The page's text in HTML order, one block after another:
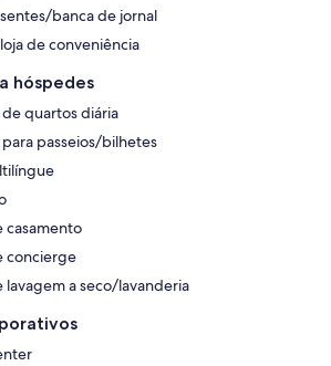
banca de jornal
de conveniência
hóspedes
quartos diária
para passeios/bilhetes
casamento
concierge
lavagem a seco/lavanderia